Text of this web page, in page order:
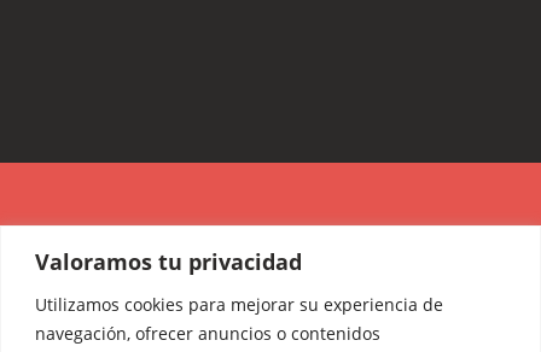
Valoramos tu privacidad
Utilizamos cookies para mejorar su experiencia de
navegación, ofrecer anuncios o contenidos